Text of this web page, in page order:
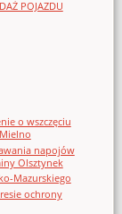
POJAZDU
o wszczęciu
napojów
Olsztynek
Mazurskiego
ochrony